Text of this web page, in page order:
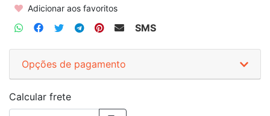
Adicionar aos favoritos
SMS
Opções de pagamento
Calcular frete